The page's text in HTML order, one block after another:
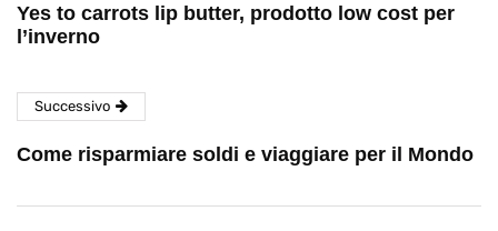
Yes to carrots lip butter, prodotto low cost per
l’inverno
Successivo
Come risparmiare soldi e viaggiare per il Mondo